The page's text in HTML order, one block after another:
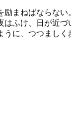
まねばならな
はふけ、日が近づ
に、つつましく